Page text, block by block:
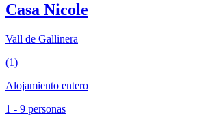
Casa Nicole
Vall de Gallinera
(1)
Alojamiento entero
1 - 9 personas